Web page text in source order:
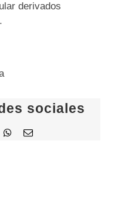
derivados
sociales
WhatsApp
Email